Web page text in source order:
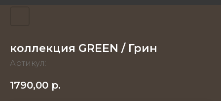
коллекция GREEN / Грин
Артикул:
1790,00 р.